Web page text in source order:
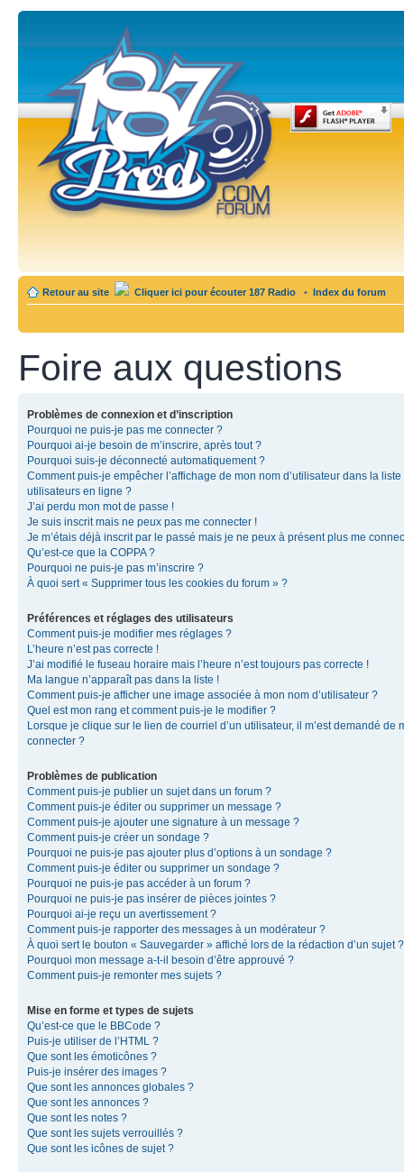
Retour au site Cliquer ici pour écouter 187 Radio • Index du forum
Foire aux questions
Problèmes de connexion et d’inscription
Pourquoi ne puis-je pas me connecter ?
Pourquoi ai-je besoin de m’inscrire, après tout ?
Pourquoi suis-je déconnecté automatiquement ?
Comment puis-je empêcher l’affichage de mon nom d’utilisateur dans la liste
utilisateurs en ligne ?
J’ai perdu mon mot de passe !
Je suis inscrit mais ne peux pas me connecter !
Je m’étais déjà inscrit par le passé mais je ne peux à présent plus me
Qu’est-ce que la COPPA ?
Pourquoi ne puis-je pas m’inscrire ?
À quoi sert « Supprimer tous les cookies du forum » ?
Préférences et réglages des utilisateurs
Comment puis-je modifier mes réglages ?
L’heure n’est pas correcte !
J’ai modifié le fuseau horaire mais l’heure n’est toujours pas correcte !
Ma langue n’apparaît pas dans la liste !
Comment puis-je afficher une image associée à mon nom d’utilisateur ?
Quel est mon rang et comment puis-je le modifier ?
Lorsque je clique sur le lien de courriel d’un utilisateur, il m’est demandé de
connecter ?
Problèmes de publication
Comment puis-je publier un sujet dans un forum ?
Comment puis-je éditer ou supprimer un message ?
Comment puis-je ajouter une signature à un message ?
Comment puis-je créer un sondage ?
Pourquoi ne puis-je pas ajouter plus d’options à un sondage ?
Comment puis-je éditer ou supprimer un sondage ?
Pourquoi ne puis-je pas accéder à un forum ?
Pourquoi ne puis-je pas insérer de pièces jointes ?
Pourquoi ai-je reçu un avertissement ?
Comment puis-je rapporter des messages à un modérateur ?
À quoi sert le bouton « Sauvegarder » affiché lors de la rédaction d’un sujet ?
Pourquoi mon message a-t-il besoin d’être approuvé ?
Comment puis-je remonter mes sujets ?
Mise en forme et types de sujets
Qu’est-ce que le BBCode ?
Puis-je utiliser de l’HTML ?
Que sont les émoticônes ?
Puis-je insérer des images ?
Que sont les annonces globales ?
Que sont les annonces ?
Que sont les notes ?
Que sont les sujets verrouillés ?
Que sont les icônes de sujet ?